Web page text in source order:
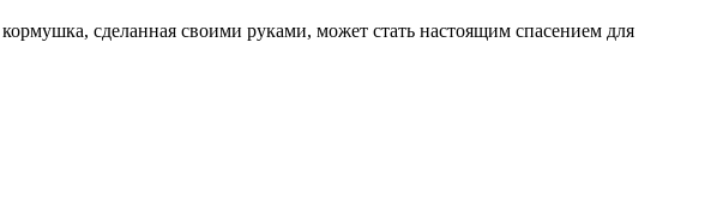
сделанная своими руками, может стать настоящим спасением для